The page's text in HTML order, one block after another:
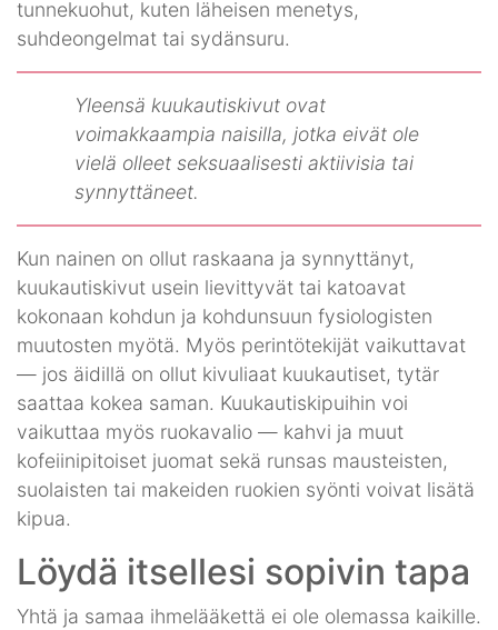
tunnekuohut, kuten läheisen menetys,
suhdeongelmat tai sydänsuru.
Yleensä kuukautiskivut ovat
voimakkaampia naisilla, jotka eivät ole
vielä olleet seksuaalisesti aktiivisia tai
synnyttäneet.
Kun nainen on ollut raskaana ja synnyttänyt,
kuukautiskivut usein lievittyvät tai katoavat
kokonaan kohdun ja kohdunsuun fysiologisten
muutosten myötä. Myös perintötekijät vaikuttavat
— jos äidillä on ollut kivuliaat kuukautiset, tytär
saattaa kokea saman. Kuukautiskipuihin voi
vaikuttaa myös ruokavalio — kahvi ja muut
kofeiinipitoiset juomat sekä runsas mausteisten,
suolaisten tai makeiden ruokien syönti voivat lisätä
kipua.
Löydä itsellesi sopivin tapa
Yhtä ja samaa ihmelääkettä ei ole olemassa kaikille.